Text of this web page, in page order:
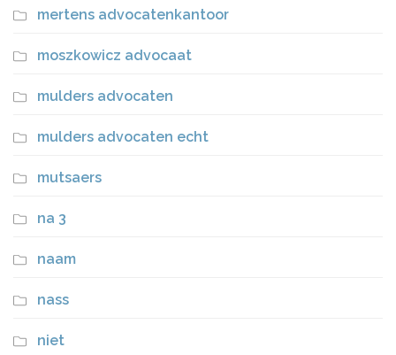
mertens advocatenkantoor
moszkowicz advocaat
mulders advocaten
mulders advocaten echt
mutsaers
na 3
naam
nass
niet